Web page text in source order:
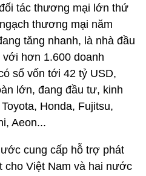
tác thương mại lớn thứ
thương mại năm
tăng nhanh, là nhà đầu
hơn 1.600 doanh
số vốn tới 42 tỷ USD,
lớn, đang đầu tư, kinh
Honda, Fujitsu,
Aeon...
cung cấp hỗ trợ phát
cho Việt Nam và hai nước